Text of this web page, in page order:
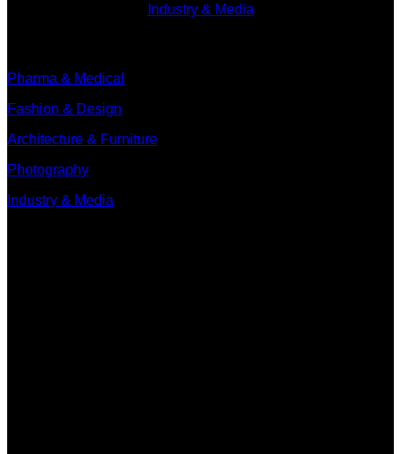
Industry & Media
Pharma & Medical
Fashion & Design
Architecture & Furniture
Photography
Industry & Media